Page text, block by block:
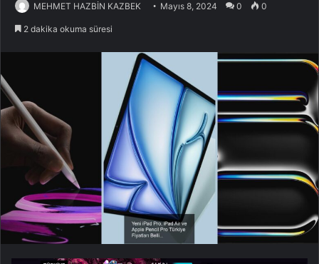
MEHMET HAZBİN KAZBEK Mayıs 8, 2024 0 0
2 dakika okuma süresi